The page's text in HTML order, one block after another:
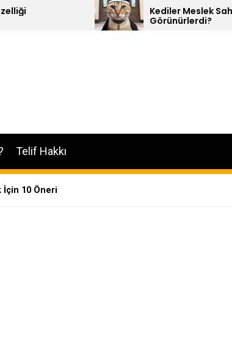
Kediler Meslek Sahibi Olsalar Nasıl
Görünürlerdi?
Telif Hakkı
İçin 10 Öneri